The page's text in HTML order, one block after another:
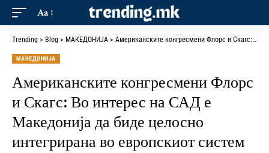
Aa
Trending > Blog > МАКЕДОНИЈА > Американските конгресмени Флорс и Скагс: Во интерес на САД е Македонија да биде целосно интегрирана во европскиот систем
МАКЕДОНИЈА
Американските конгресмени Флорс
и Скагс: Во интерес на САД е
Македонија да биде целосно
интегрирана во европскиот систем